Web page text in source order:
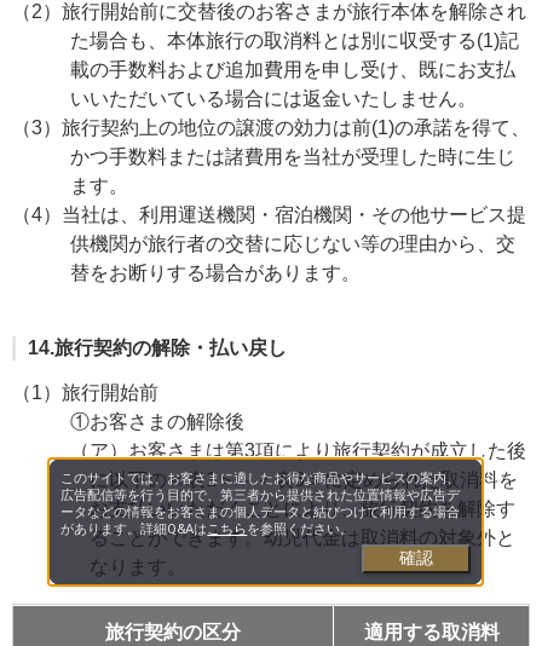
（2）旅行開始前に交替後のお客さまが旅行本体を解除され
た場合も、本体旅行の取消料とは別に収受する(1)記
載の手数料および追加費用を申し受け、既にお支払
いいただいている場合には返金いたしません。
（3）旅行契約上の地位の譲渡の効力は前(1)の承諾を得て、
かつ手数料または諸費用を当社が受理した時に生じ
ます。
（4）当社は、利用運送機関・宿泊機関・その他サービス提
供機関が旅行者の交替に応じない等の理由から、交
替をお断りする場合があります。
14.旅行契約の解除・払い戻し
（1）旅行開始前
①お客さまの解除後
（ア）お客さまは第3項により旅行契約が成立した後
に以下の＜表1＞～＜表3＞に定められた取消料を
お支払いいただくことにより、旅行契約を解除す
ることができます。幼児代金は取消料の対象外と
なります。
旅行契約の区分 適用する取消料
このサイトでは、お客さまに適したお得な商品やサービスの案内、
広告配信等を行う目的で、第三者から提供された位置情報や広告デ
ータなどの情報をお客さまの個人データと結びつけて利用する場合
があります。詳細Q&Aはこちらを参照ください。
確認